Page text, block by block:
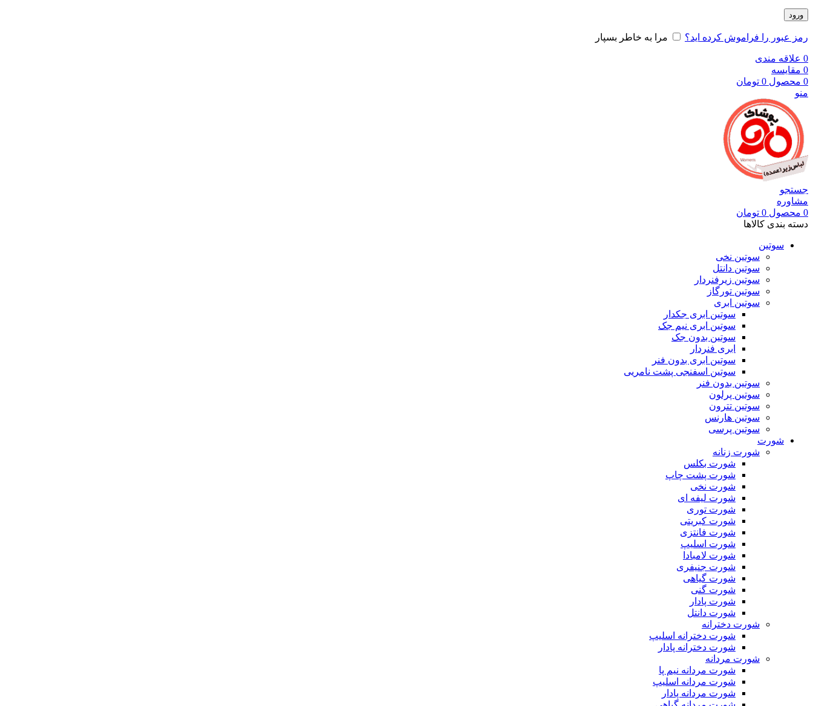
ورود
رمز عبور را فراموش کرده اید؟ مرا به خاطر بسپار
0 علاقه مندی
0 مقایسه
0 محصول 0 تومان
منو
جستجو
مشاوره
0 محصول 0 تومان
دسته بندی کالاها
سوتین
سوتین نخی
سوتین دانتل
سوتین زیرفنردار
سوتین تورگاز
سوتین ابری
سوتین ابری جکدار
سوتین ابری نیم جک
سوتین بدون جک
ابری فنردار
سوتین ابری بدون فنر
سوتین اسفنجی پشت نامریی
سوتین بدون فنر
سوتین پرلون
سوتین تترون
سوتین هارنس
سوتین پرسی
شورت
شورت زنانه
شورت بکلس
شورت پشت چاپ
شورت نخی
شورت لیفه ای
شورت توری
شورت کبریتی
شورت فانتزی
شورت اسلیپ
شورت لامبادا
شورت جنیفری
شورت گیاهی
شورت گنی
شورت پادار
شورت دانتل
شورت دخترانه
شورت دخترانه اسلیپ
شورت دخترانه پادار
شورت مردانه
شورت مردانه نیم پا
شورت مردانه اسلیپ
شورت مردانه پادار